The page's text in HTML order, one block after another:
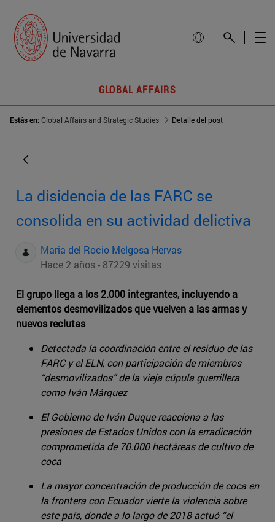
GLOBAL AFFAIRS
Estás en:Global Affairs and Strategic Studies Detalle del post
La disidencia de las FARC se
consolida en su actividad delictiva
Maria del Rocio Melgosa Hervas
Hace 2 años - 87229 visitas
El grupo llega a los 2.000 integrantes, incluyendo a
elementos desmovilizados que vuelven a las armas y
nuevos reclutas
Detectada la coordinación entre el residuo de las
FARC y el ELN, con participación de miembros
“desmovilizados” de la vieja cúpula guerrillera
como Iván Márquez
El Gobierno de Iván Duque reacciona a las
presiones de Estados Unidos con la erradicación
comprometida de 70.000 hectáreas de cultivo de
coca
La mayor concentración de producción de coca en
la frontera con Ecuador vierte la violencia sobre
este país, donde a lo largo de 2018 actuó “el